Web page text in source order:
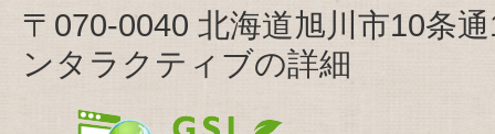
〒070-0040 北海道旭川市10条
ンタラクティブの詳細